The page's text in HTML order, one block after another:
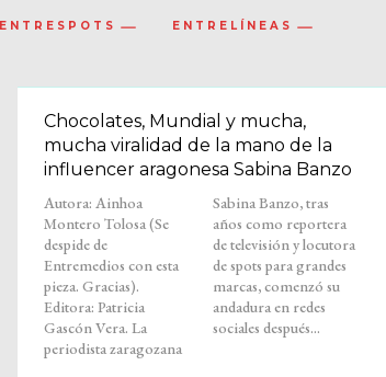
ENTRESPOTS ENTRELÍNEAS
Chocolates, Mundial y mucha,
mucha viralidad de la mano de la
influencer aragonesa Sabina Banzo
Autora: Ainhoa
Montero Tolosa (Se
despide de
Entremedios con esta
pieza. Gracias).
Editora: Patricia
Gascón Vera. La
periodista zaragozana
Sabina Banzo, tras
años como reportera
de televisión y locutora
de spots para grandes
marcas, comenzó su
andadura en redes
sociales después...